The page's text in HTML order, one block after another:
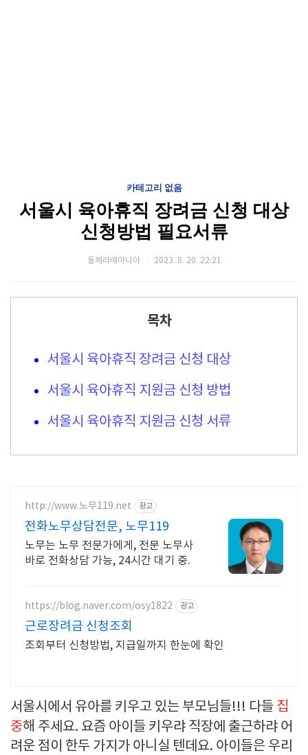
카테고리 없음
서울시 육아휴직 장려금 신청 대상
신청방법 필요서류
돌체라떼마니아 2023. 8. 20. 22:21
목차
서울시 육아휴직 장려금 신청 대상
서울시 육아휴직 지원금 신청 방법
서울시 육아휴직 지원금 신청 서류
http://www.노무119.net 광고
전화노무상담전문, 노무119
노무는 노무 전문가에게, 전문 노무사
바로 전화상담 가능, 24시간 대기 중.
https://blog.naver.com/osy1822 광고
근로장려금 신청조회
조회부터 신청방법, 지급일까지 한눈에 확인
서울시에서 유아를 키우고 있는 부모님들!!! 다들 집
중해 주세요. 요즘 아이들 키우랴 직장에 출근하랴 어
려운 점이 한두 가지가 아니실 텐데요. 아이들은 우리